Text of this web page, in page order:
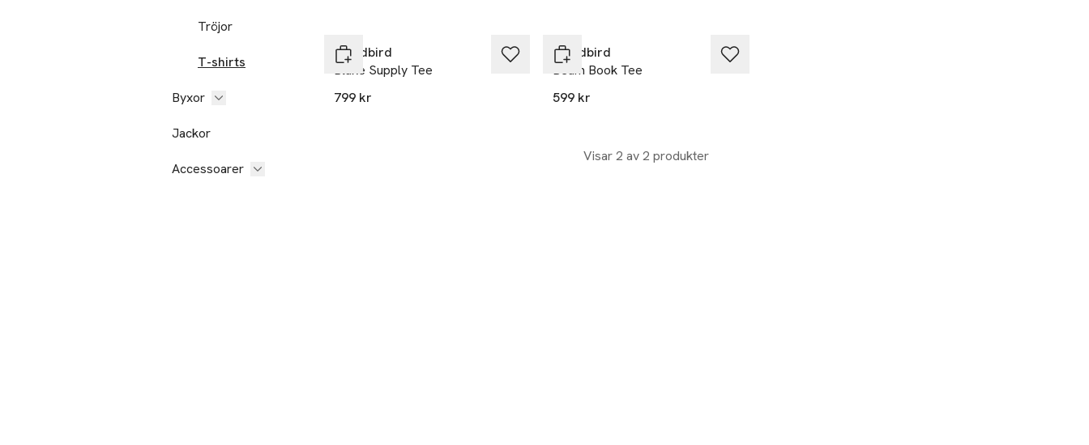
Tröjor
T-shirts
Byxor
Jackor
Accessoarer
Woodbird
Blake Supply Tee
799 kr
Woodbird
Beam Book Tee
599 kr
Visar 2 av 2 produkter